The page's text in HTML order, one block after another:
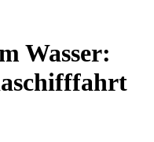
Wasser: